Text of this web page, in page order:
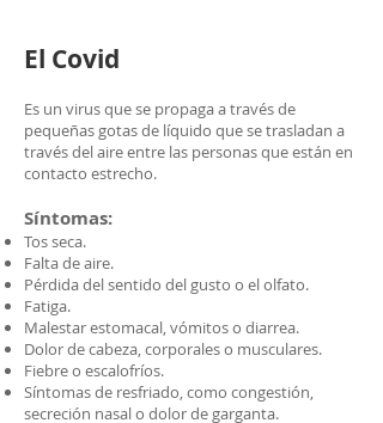
El Covid
Es un virus que se propaga a través de
pequeñas gotas de líquido que se trasladan a
través del aire entre las personas que están en
contacto estrecho.
Síntomas:
Tos seca.
Falta de aire.
Pérdida del sentido del gusto o el olfato.
Fatiga.
Malestar estomacal, vómitos o diarrea.
Dolor de cabeza, corporales o musculares.
Fiebre o escalofríos.
Síntomas de resfriado, como congestión,
secreción nasal o dolor de garganta.